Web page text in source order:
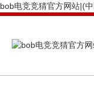
bob电竞竞猜官方网站|(